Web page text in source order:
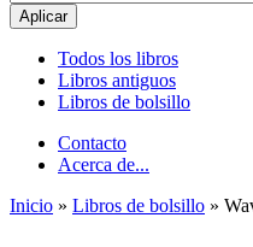
Madre Coraje -
Menú principal
Todos los libros
Libros antiguos
Libros de bolsillo
Menú secundario
Contacto
Acerca de...
Inicio » Libros de bolsillo »